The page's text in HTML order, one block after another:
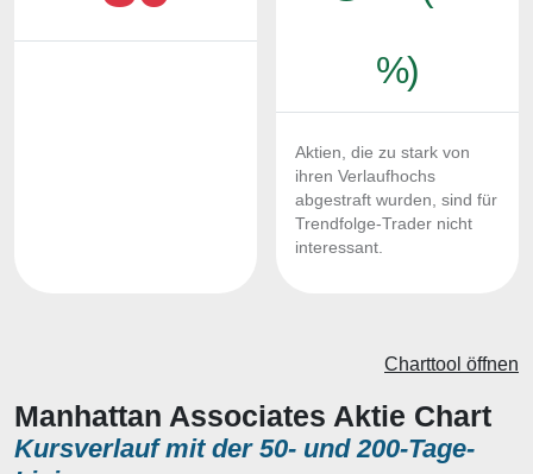
%)
Aktien, die zu stark von
ihren Verlaufhochs
abgestraft wurden, sind für
Trendfolge-Trader nicht
interessant.
Manhattan Associates Aktie Chart
Kursverlauf mit der 50- und 200-Tage-
Charttool öffnen